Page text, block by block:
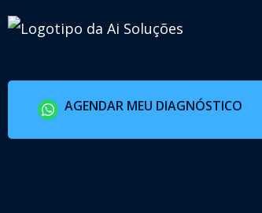
AGENDAR MEU DIAGNÓSTICO